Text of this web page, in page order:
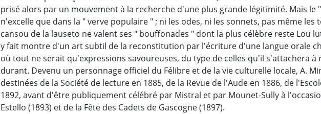
prisé alors par un mouvement à la recherche d'une plus grande légitimité. Mais le
n'excelle que dans la " verve populaire " ; ni les odes, ni les sonnets, pas même les
cansou de la lauseto ne valent ses " bouffonades " dont la plus célèbre reste Lou
y fait montre d'un art subtil de la reconstitution par l'écriture d'une langue orale
où tout ne serait qu'expressions savoureuses, du type de celles qu'il s'attachera à
durant. Devenu un personnage officiel du Félibre et de la vie culturelle locale, A.
destinées de la Société de lecture en 1885, de la Revue de l'Aude en 1886, de
1892, avant d'être publiquement célébré par Mistral et par Mounet-Sully à
Estello (1893) et de la Fête des Cadets de Gascogne (1897).